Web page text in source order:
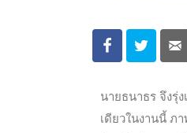
นายธนาธร จึงรุ่
เดียวในงานนี้ ภ